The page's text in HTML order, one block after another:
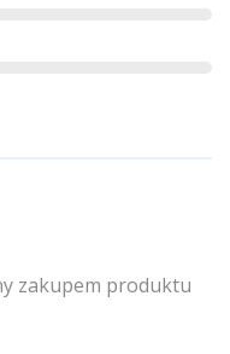
zakupem produktu